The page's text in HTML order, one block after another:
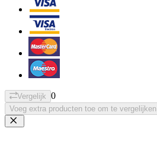
Vergelijk 0
Voeg extra producten toe om te vergelijken